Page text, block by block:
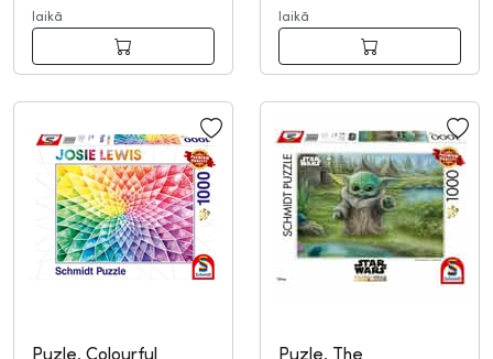
laikā
laikā
Puzle, Colourful Puzle, The